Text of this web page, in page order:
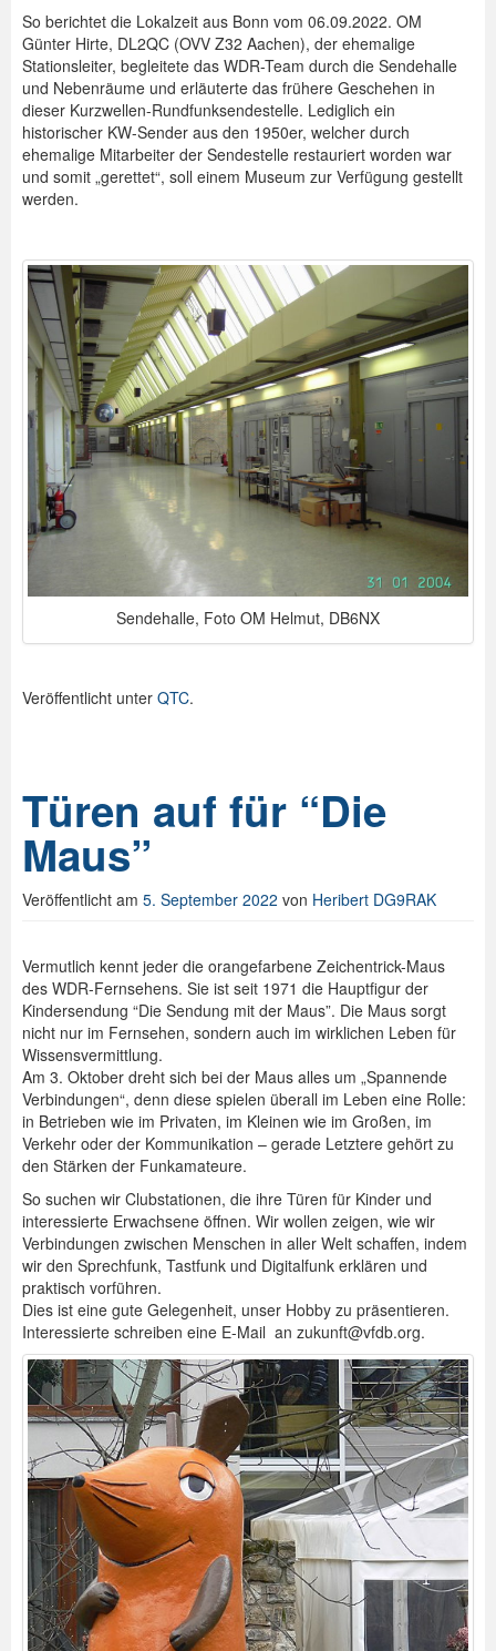
So berichtet die Lokalzeit aus Bonn vom 06.09.2022. OM
Günter Hirte, DL2QC (OVV Z32 Aachen), der ehemalige
Stationsleiter, begleitete das WDR-Team durch die Sendehalle
und Nebenräume und erläuterte das frühere Geschehen in
dieser Kurzwellen-Rundfunksendestelle. Lediglich ein
historischer KW-Sender aus den 1950er, welcher durch
ehemalige Mitarbeiter der Sendestelle restauriert worden war
und somit „gerettet“, soll einem Museum zur Verfügung gestellt
werden.
Sendehalle, Foto OM Helmut, DB6NX
Veröffentlicht unter QTC.
Türen auf für “Die
Maus”
Veröffentlicht am 5. September 2022 von Heribert DG9RAK
Vermutlich kennt jeder die orangefarbene Zeichentrick-Maus
des WDR-Fernsehens. Sie ist seit 1971 die Hauptfigur der
Kindersendung “Die Sendung mit der Maus”. Die Maus sorgt
nicht nur im Fernsehen, sondern auch im wirklichen Leben für
Wissensvermittlung.
Am 3. Oktober dreht sich bei der Maus alles um „Spannende
Verbindungen“, denn diese spielen überall im Leben eine Rolle:
in Betrieben wie im Privaten, im Kleinen wie im Großen, im
Verkehr oder der Kommunikation – gerade Letztere gehört zu
den Stärken der Funkamateure.
So suchen wir Clubstationen, die ihre Türen für Kinder und
interessierte Erwachsene öffnen. Wir wollen zeigen, wie wir
Verbindungen zwischen Menschen in aller Welt schaffen, indem
wir den Sprechfunk, Tastfunk und Digitalfunk erklären und
praktisch vorführen.
Dies ist eine gute Gelegenheit, unser Hobby zu präsentieren.
Interessierte schreiben eine E-Mail an zukunft@vfdb.org.